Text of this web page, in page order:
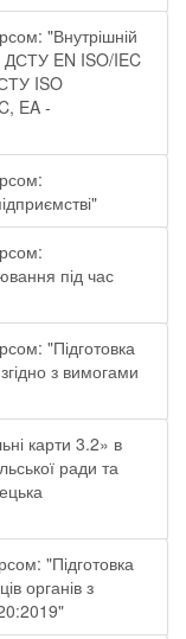
"Внутрішній
ДСТУ EN ISO/IEC
ISO
EA -
під час
"Підготовка
з вимогами
карти 3.2» в
ради та
"Підготовка
органів з